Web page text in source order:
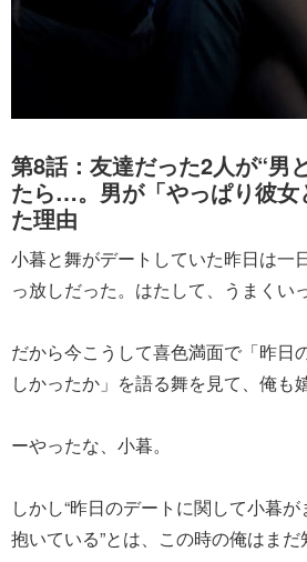
第8話：友達だった2人が“男
たら…。男が「やっぱり彼女
た理由
小暮と舞がデートしていた昨日は一
っ放しだった。はたして、うまくい
だから今こうして喜色満面で「昨日
しかったか」を語る舞を見て、俺も
ーやったな、小暮。
しかし“昨日のデートに関して小暮
抱いている”とは、この時の俺はまだ